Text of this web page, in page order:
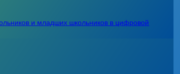
и младших школьников в цифровой